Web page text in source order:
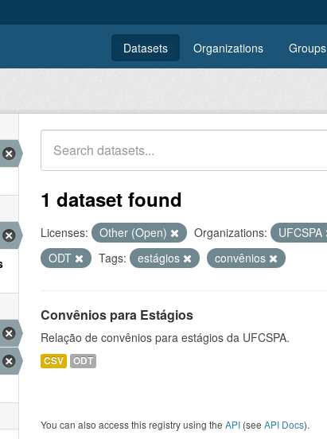
Datasets Organizations Groups
1 dataset found
Licenses: Other (Open) Organizations: UFCSPA
ODT
Tags: estágios convênios
Convênios para Estágios
Relação de convênios para estágios da UFCSPA.
CSV ODT
You can also access this registry using the API (see API Docs).